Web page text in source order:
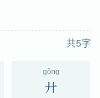
共5字
gǒng
廾